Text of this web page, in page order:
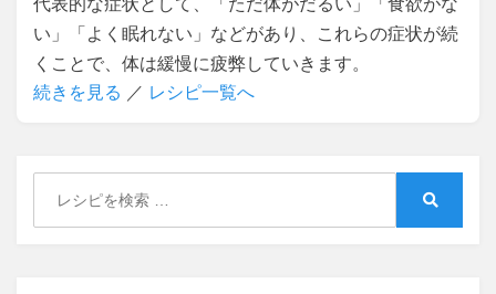
い」「よく眠れない」などがあり、これらの症状が続
くことで、体は緩慢に疲弊していきます。
続きを見る ／ レシピ一覧へ